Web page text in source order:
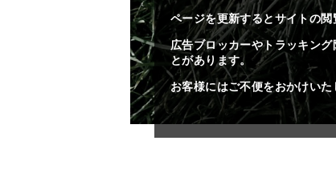
ページを更新するとサイトの閲
広告ブロッカーやトラッキン
とがあります。
お客様にはご不便をおかけい